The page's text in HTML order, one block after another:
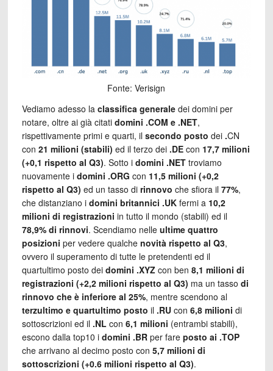
Fonte: Verisign
Vediamo adesso la classifica generaledei domini per
notare, oltre ai già citati domini .COM e .NET,
rispettivamente primi e quarti, il secondo posto dei .CN
con 21 milioni (stabili) ed il terzo dei .DEcon 17,7 milioni
(+0,1 rispetto al Q3). Sotto i domini .NETtroviamo
nuovamente i domini .ORG con 11,5 milioni (+0,2
rispetto al Q3) ed un tasso di rinnovo che sfiora il 77%,
che distanziano i domini britannici .UKfermi a 10,2
milioni di registrazioni in tutto il mondo (stabili) ed il
78,9% di rinnovi. Scendiamo nelle ultime quattro
posizioni per vedere qualche novità rispetto al Q3,
ovvero il superamento di tutte le pretendenti ed il
quartultimo posto dei domini .XYZ con ben 8,1 milioni di
registrazioni (+2,2 milioni rispetto al Q3) ma un tasso di
rinnovo che è inferiore al 25%, mentre scendono al
terzultimo e quartultimo posto il .RUcon 6,8 milioni di
sottoscrizioni ed il .NLcon 6,1 milioni (entrambi stabili),
escono dalla top10 i domini .BRper fare posto ai .TOP
che arrivano al decimo posto con 5,7 milioni di
sottoscrizioni (+0.6 milioni rispetto al Q3).